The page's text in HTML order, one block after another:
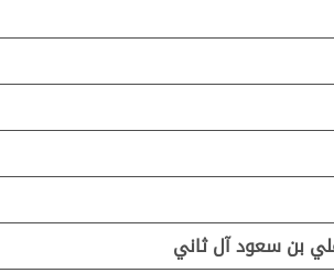
بن سعود آل ثاني